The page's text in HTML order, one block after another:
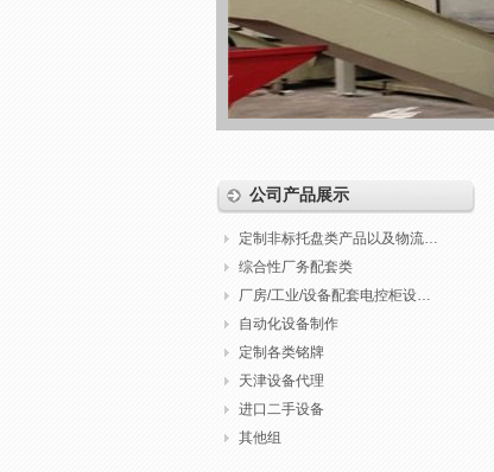
公司产品展示
定制非标托盘类产品以及物流包装
综合性厂务配套类
厂房/工业/设备配套电控柜设计制作调试
自动化设备制作
定制各类铭牌
天津设备代理
进口二手设备
其他组